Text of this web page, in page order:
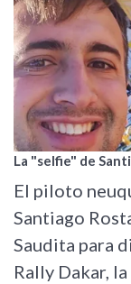
La "selfie" de
El piloto
Santiago
Saudita para
Rally Dakar,